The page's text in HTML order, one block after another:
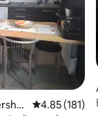
Calificación
4.85 (181)